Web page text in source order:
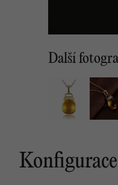
Další
Konfigurace